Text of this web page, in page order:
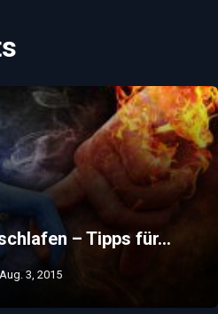
– Tipps für…
Aug. 3, 2015